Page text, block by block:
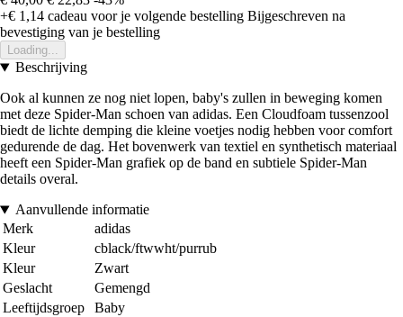
+€ 1,14 cadeau voor je volgende bestelling Bijgeschreven na
bevestiging van je bestelling
Loading...
Beschrijving
Ook al kunnen ze nog niet lopen, baby's zullen in beweging komen
met deze Spider-Man schoen van adidas. Een Cloudfoam tussenzool
biedt de lichte demping die kleine voetjes nodig hebben voor comfort
gedurende de dag. Het bovenwerk van textiel en synthetisch materiaal
heeft een Spider-Man grafiek op de band en subtiele Spider-Man
details overal.
Aanvullende informatie
Merk
adidas
Kleur
cblack/ftwwht/purrub
Kleur
Zwart
Geslacht
Gemengd
Leeftijdsgroep
Baby